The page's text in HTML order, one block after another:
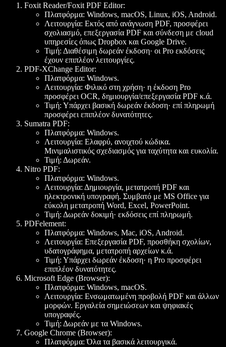
Foxit Reader/Foxit PDF Editor:
Πλατφόρμα: Windows, macOS, Linux, iOS, Android.
Λειτουργία: Εκτός από ανάγνωση PDF, προσφέρει
σχολιασμό, επεξεργασία PDF και σύνδεση με cloud
υπηρεσίες όπως Dropbox και Google Drive.
Τιμή: Διαθέσιμη δωρεάν έκδοση· οι Pro εκδόσεις
έχουν επιπλέον λειτουργίες.
PDF-XChange Editor:
Πλατφόρμα: Windows.
Λειτουργία: Φιλικό στη χρήση· η έκδοση Pro
προσφέρει OCR, δημιουργία/επεξεργασία PDF κ.ά.
Τιμή: Υπάρχει βασική δωρεάν έκδοση· επί πληρωμή
προσφέρει επιπλέον δυνατότητες.
Sumatra PDF:
Πλατφόρμα: Windows.
Λειτουργία: Ελαφρύ, ανοιχτού κώδικα.
Μινιμαλιστικός σχεδιασμός για ταχύτητα και ευκολία.
Τιμή: Δωρεάν.
Nitro PDF:
Πλατφόρμα: Windows.
Λειτουργία: Δημιουργία, μετατροπή PDF και
ηλεκτρονική υπογραφή. Συμβατό με MS Office για
εύκολη μετατροπή Word, Excel, PowerPoint.
Τιμή: Δωρεάν δοκιμή· εκδόσεις επί πληρωμή.
PDFelement:
Πλατφόρμα: Windows, Mac, iOS, Android.
Λειτουργία: Επεξεργασία PDF, προσθήκη σχολίων,
υδατογράφημα, μετατροπή αρχείων κ.ά.
Τιμή: Υπάρχει δωρεάν έκδοση· η Pro προσφέρει
επιπλέον δυνατότητες.
Microsoft Edge (Browser):
Πλατφόρμα: Windows, macOS.
Λειτουργία: Ενσωματωμένη προβολή PDF και άλλων
μορφών. Εργαλεία σημειώσεων και ψηφιακές
υπογραφές.
Τιμή: Δωρεάν με τα Windows.
Google Chrome (Browser):
Πλατφόρμα: Όλα τα βασικά λειτουργικά.